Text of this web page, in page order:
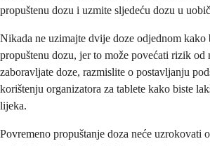
propuštenu dozu i uzmite sljedeću dozu u
Nikada ne uzimajte dvije doze odjednom kako
propuštenu dozu, jer to može povećati rizik od
zaboravljate doze, razmislite o postavljanju
korištenju organizatora za tablete kako biste
lijeka.
Povremeno propuštanje doza neće uzrokovati